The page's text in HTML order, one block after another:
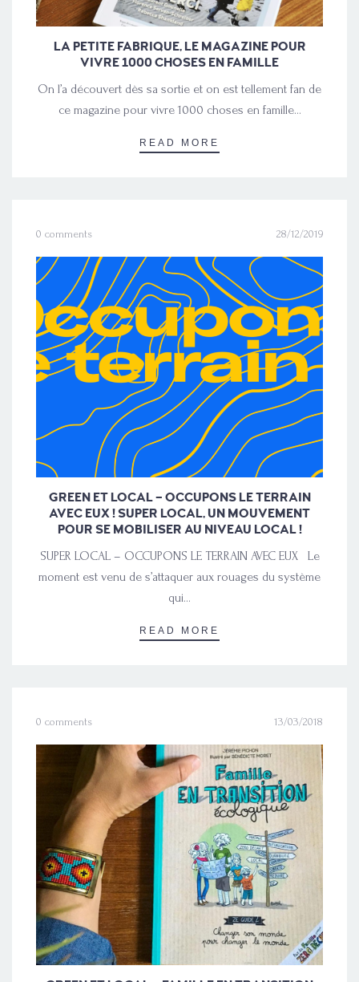
LA PETITE FABRIQUE, LE MAGAZINE POUR
VIVRE 1000 CHOSES EN FAMILLE
On l’a découvert dès sa sortie et on est tellement fan de
ce magazine pour vivre 1000 choses en famille…
READ MORE
0 comments 28/12/2019
GREEN ET LOCAL – OCCUPONS LE TERRAIN
AVEC EUX ! SUPER LOCAL, UN MOUVEMENT
POUR SE MOBILISER AU NIVEAU LOCAL !
SUPER LOCAL – OCCUPONS LE TERRAIN AVEC EUX Le
moment est venu de s’attaquer aux rouages du système
qui…
READ MORE
0 comments 13/03/2018